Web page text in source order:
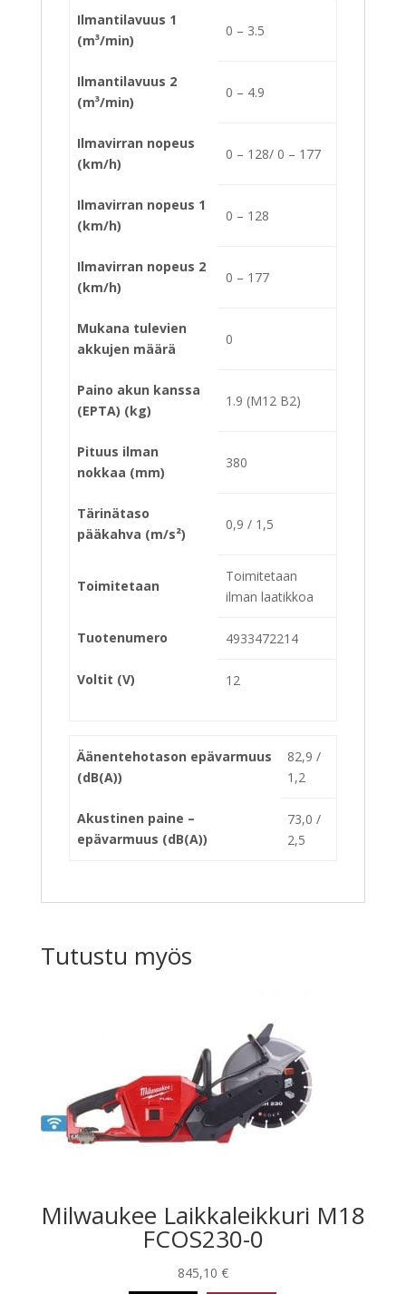
Ilmantilavuus 1
(m³/min)
0 – 3.5
Ilmantilavuus 2
(m³/min)
0 – 4.9
Ilmavirran nopeus
(km/h)
0 – 128/ 0 – 177
Ilmavirran nopeus 1
(km/h)
0 – 128
Ilmavirran nopeus 2
(km/h)
0 – 177
Mukana tulevien
akkujen määrä
0
Paino akun kanssa
(EPTA) (kg)
1.9 (M12 B2)
Pituus ilman
nokkaa (mm)
380
Tärinätaso
pääkahva (m/s²)
0,9 / 1,5
Toimitetaan
Toimitetaan
ilman laatikkoa
Tuotenumero 4933472214
Voltit (V) 12
Äänentehotason epävarmuus
(dB(A))
82,9 /
1,2
Akustinen paine –
epävarmuus (dB(A))
73,0 /
2,5
Tutustu myös
Milwaukee Laikkaleikkuri M18
FCOS230-0
845,10 €